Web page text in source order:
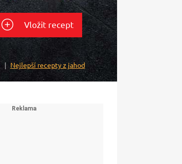
Vložit recept
Nejlepší recepty z jahod